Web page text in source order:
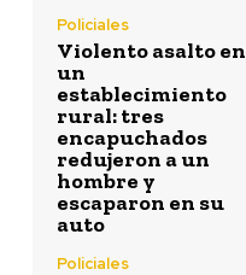
Policiales
Violento asalto en
un
establecimiento
rural: tres
encapuchados
redujeron a un
hombre y
escaparon en su
auto
Policiales